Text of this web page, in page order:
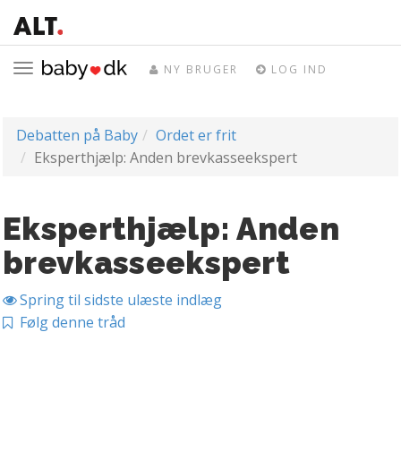
Toggle
NY BRUGER LOG IND
Debatten på Baby
Ordet er frit
Eksperthjælp: Anden brevkasseekspert
Eksperthjælp: Anden
brevkasseekspert
Spring til sidste ulæste indlæg
Følg denne tråd